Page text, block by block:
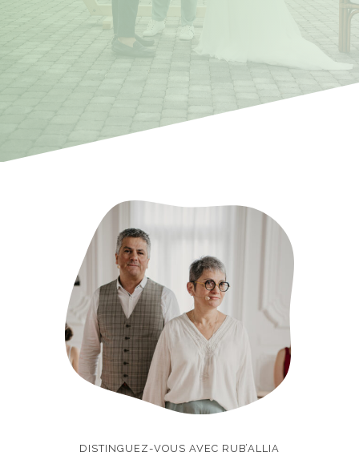
DISTINGUEZ-VOUS AVEC RUB’ALLIA